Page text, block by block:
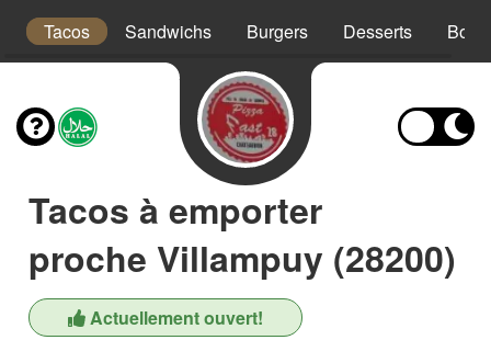
Tacos Sandwichs Burgers Desserts
Tacos à emporter
proche Villampuy (28200)
Actuellement ouvert!